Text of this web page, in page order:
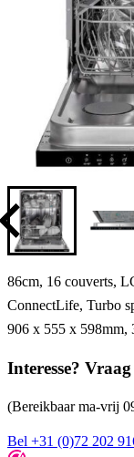
86cm, 16 couverts,
ConnectLife, Turbo
906 x 555 x 598mm,
Interesse?
(Bereikbaar ma-vrij
Bel +31 (0)72 202